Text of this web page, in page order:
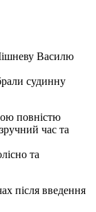
Василю
судинну
повністю
час та
та
після введення